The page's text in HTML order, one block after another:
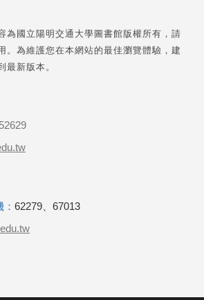
為國立陽明交通大學圖書館版權所有，請
。為維護您在本網站的最佳瀏覽體驗，建
最新版本。
52629
62279、67013